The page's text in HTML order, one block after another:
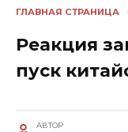
ГЛАВНАЯ СТРАНИЦА
Реакция
пуск
АВТОР